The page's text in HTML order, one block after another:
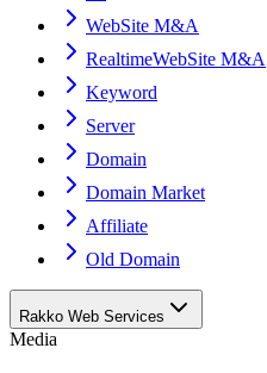
WebSite M&A
RealtimeWebSite M&A
Keyword
Server
Domain
Domain Market
Affiliate
Old Domain
Rakko Web Services
Media